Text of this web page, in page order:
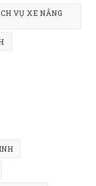
VỤ XE NÂNG